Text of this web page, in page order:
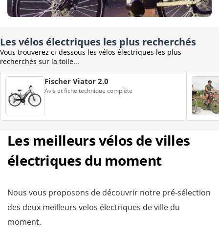
Les vélos électriques les plus recherchés
Vous trouverez ci-dessous les vélos électriques les plus
recherchés sur la toile...
Fischer Viator 2.0
Avis et fiche technique complète
Les meilleurs vélos de villes
électriques du moment
Nous vous proposons de découvrir notre pré-sélection
des deux meilleurs velos électriques de ville du
moment.